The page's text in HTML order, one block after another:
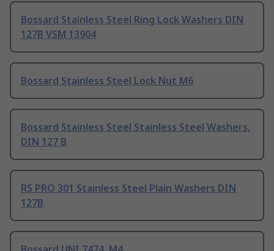
Bossard Stainless Steel Ring Lock Washers DIN
127B VSM 13904
Bossard Stainless Steel Lock Nut M6
Bossard Stainless Steel Stainless Steel Washers,
DIN 127 B
RS PRO 301 Stainless Steel Plain Washers DIN
127B